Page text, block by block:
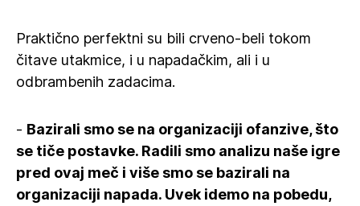
Praktično perfektni su bili crveno-beli tokom
čitave utakmice, i u napadačkim, ali i u
odbrambenih zadacima.
- Bazirali smo se na organizaciji ofanzive, što
se tiče postavke. Radili smo analizu naše igre
pred ovaj meč i više smo se bazirali na
organizaciji napada. Uvek idemo na pobedu,